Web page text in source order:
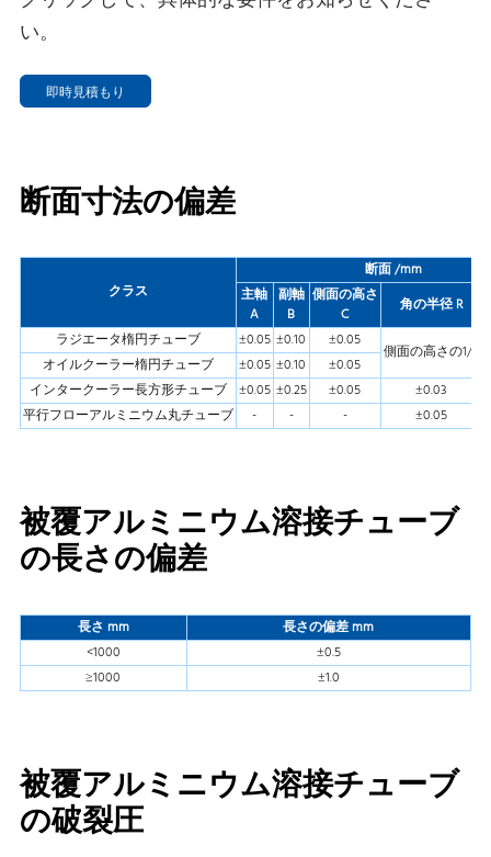
い。
即時見積もり
断面寸法の偏差
クラス
断面 /mm
主軸
A
副軸
B
側面の高さ
C
角の半径 R
ラジエータ楕円チューブ ±0.05 ±0.10 ±0.05
側面の高さの1/2
オイルクーラー楕円チューブ ±0.05 ±0.10
±0.05
インタークーラー長方形チューブ ±0.05 ±0.25 ±0.05
±0.03
平行フローアルミニウム丸チューブ
- - - ±0.05
被覆アルミニウム溶接チューブ
の長さの偏差
長さ mm
長さの偏差 mm
<1000
±0.5
≥1000
±1.0
被覆アルミニウム溶接チューブ
の破裂圧